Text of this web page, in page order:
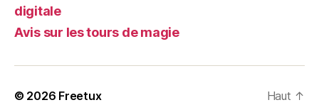
digitale
Avis sur les tours de magie
© 2026 Freetux Haut ↑